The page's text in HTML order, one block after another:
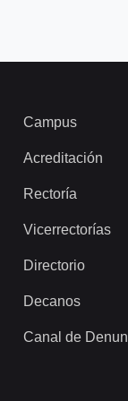
Campus
Acreditación
Rectoría
Vicerrectorías
Directorio
Decanos
Canal de